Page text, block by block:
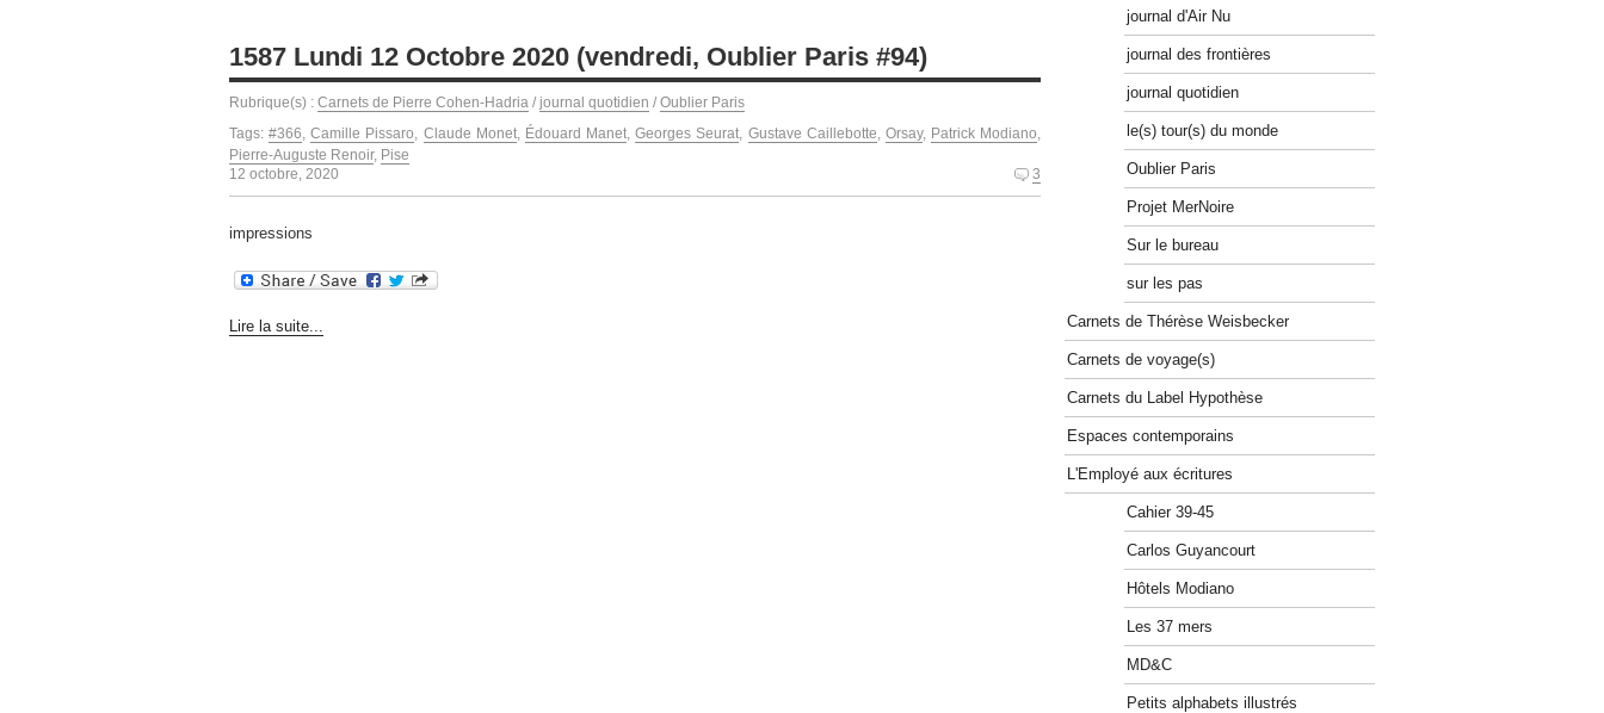
1587 Lundi 12 Octobre 2020 (vendredi, Oublier Paris #94)
Rubrique(s) : Carnets de Pierre Cohen-Hadria / journal quotidien / Oublier Paris
Tags:#366 ,Camille Pissaro Claude Monet, Édouard Manet ,Georges Seurat Gustave Caillebotte Orsay, Patrick Modiano
Pierre-Auguste Renoir, Pise
12 octobre, 2020
3
impressions
Lire la suite...
journal d'Air Nu
journal des frontières
journal quotidien
le(s) tour(s) du monde
Oublier Paris
Projet MerNoire
Sur le bureau
sur les pas
Carnets de Thérèse Weisbecker
Carnets de voyage(s)
Carnets du Label Hypothèse
Espaces contemporains
L'Employé aux écritures
Cahier 39-45
Carlos Guyancourt
Hôtels Modiano
Les 37 mers
MD&C
Petits alphabets illustrés